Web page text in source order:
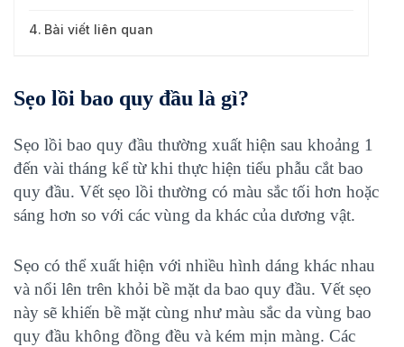
Bài viết liên quan
Sẹo lồi bao quy đầu là gì?
Sẹo lồi bao quy đầu thường xuất hiện sau khoảng 1
đến vài tháng kể từ khi thực hiện tiểu phẫu cắt bao
quy đầu. Vết sẹo lồi thường có màu sắc tối hơn hoặc
sáng hơn so với các vùng da khác của dương vật.
Sẹo có thể xuất hiện với nhiều hình dáng khác nhau
và nổi lên trên khỏi bề mặt da bao quy đầu. Vết sẹo
này sẽ khiến bề mặt cùng như màu sắc da vùng bao
quy đầu không đồng đều và kém mịn màng. Các